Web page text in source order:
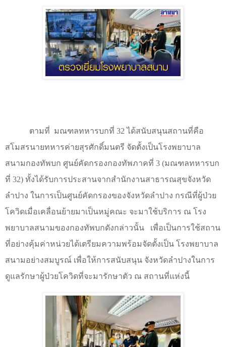
ตามที่ มณฑลทหารบกที่ 32ได้สนับสนุนสถานที่คือ
สโมสรนายทหารค่ายสุรศักดิ์มนตรี จัดตั้งเป็นโรงพยาบาล
สนามกองทัพบก ศูนย์คัดกรองกองทัพภาคที่ 3 (มณฑลทหารบก
ที่ 32) ทั้งได้รับการประสานจากสำนักงานสาธารณสุขจังหวัด
ลำปาง ในการเป็นศูนย์คัดกรองของจังหวัดลำปาง กรณีที่ผู้ป่วย
โควิดเมื่อเคลื่อนย้ายมาเป็นหมู่คณะ จะมาใช้บริการ ณ โรง
พยาบาลสนามของกองทัพบกดังกล่าวนั้น
เพื่อเป็นการใช้สถาน
ที่อย่างคุ้มค่าหน่วยได้เตรียมความพร้อมจัดตั้งเป็น โรงพยาบาล
สนามอย่างสมบูรณ์ เพื่อให้การสนับสนุน จังหวัดลำปางในการ
ดูแลรักษาผู้ป่วยโควิดที่จะมารักษาตัว ณ สถานที่แห่งนี้